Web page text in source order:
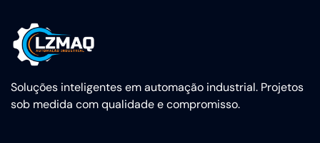
Soluções inteligentes em automação industrial. Projetos
sob medida com qualidade e compromisso.